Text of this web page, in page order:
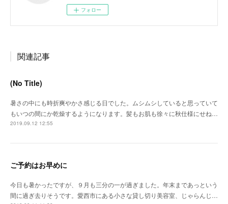
フォロー
関連記事
(No Title)
暑さの中にも時折爽やかさ感じる日でした。ムシムシしていると思っていて
もいつの間にか乾燥するようになります。髪もお肌も徐々に秋仕様にせね…
2019.09.12 12:55
ご予約はお早めに
今日も暑かったですが、９月も三分の一が過ぎました。年末まであっという
間に過ぎ去りそうです。愛西市にある小さな貸し切り美容室、じゃらんじ…